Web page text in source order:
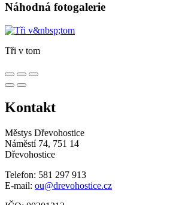
Náhodná fotogalerie
Tři v tom
Kontakt
Městys Dřevohostice
Náměstí 74, 751 14
Dřevohostice
Telefon: 581 297 913
E-mail: ou@drevohostice.cz